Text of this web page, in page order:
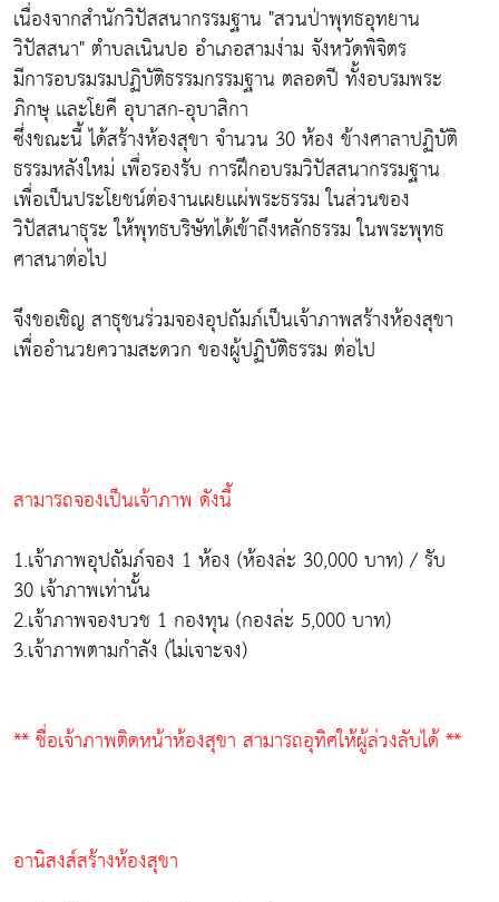
เนื่องจากสำนักวิปัสสนากรรมฐาน "สวนป่าพุทธอุทยาน
วิปัสสนา" ตำบลเนินปอ อำเภอสามง่าม จังหวัดพิจิตร
มีการอบรมรมปฏิบัติธรรมกรรมฐาน ตลอดปี ทั้งอบรมพระ
ภิกษุ เเละโยคี อุบาสก-อุบาสิกา
ซึ่งขณะนี้ ได้สร้างห้องสุขา จำนวน 30 ห้อง ข้างศาลาปฏิบัติ
ธรรมหลังใหม่ เพื่อรองรับ การฝึกอบรมวิปัสสนากรรมฐาน
เพื่อเป็นประโยชน์ต่องานเผยเเผ่พระธรรม ในส่วนของ
วิปัสสนาธุระ ให้พุทธบริษัทได้เข้าถึงหลักธรรม ในพระพุทธ
ศาสนาต่อไป
จึงขอเชิญ สาธุชนร่วมจองอุปถัมภ์เป็นเจ้าภาพสร้างห้องสุขา
เพื่ออำนวยความสะดวก ของผู้ปฏิบัติธรรม ต่อไป
สามารถจองเป็นเจ้าภาพ ดังนี้
1.เจ้าภาพอุปถัมภ์จอง 1 ห้อง (ห้องล่ะ 30,000 บาท) / รับ
30 เจ้าภาพเท่านั้น
2.เจ้าภาพจองบวช 1 กองทุน (กองล่ะ 5,000 บาท)
3.เจ้าภาพตามกำลัง (ไม่เจาะจง)
** ชื่อเจ้าภาพติดหน้าห้องสุขา สามารถอุทิศให้ผู้ล่วงลับได้ **
อานิสงส์สร้างห้องสุขา